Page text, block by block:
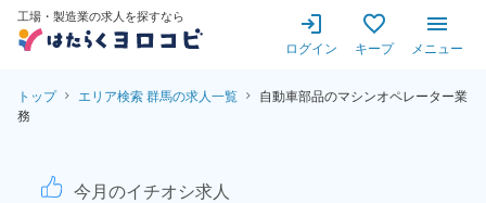
工場・製造業の求人を探すなら
ログイン キープ メニュー
トップ エリア検索 群馬の求人一覧
自動車部品のマシンオペレーター業
務
自動車部品のマシンオペレ
今月のイチオシ求人